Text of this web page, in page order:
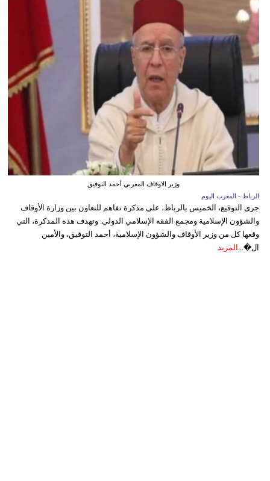
وزير الاوقاف المغربي أحمد التوفيق
الرباط - المغرب اليوم
جرى التوقيع، الخميس بالرباط، على مذكرة تفاهم للتعاون بين وزارة الأوقاف
والشؤون الإسلامية ومجمع الفقه الإسلامي الدولي. وتهدف هذه المذكرة، التي
وقعها كل من وزير الأوقاف والشؤون الإسلامية، أحمد التوفيق، والأمين
ال�... المزيد